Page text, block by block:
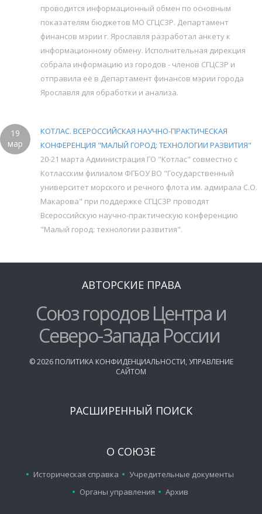
проводится информационный обмен по основным
показателям бюджетов МО СГЦСЗР. Департамент
финансов мэрии г. Ярославля разработал анкету к
информационному обмену. Исполнительная дирекция
собрала информацию из городов - членов СГЦСЗР и
отправила её в Департамент финансов мэрии города
Ярославля для обработки и анализа.
19
мар
КОТЛАС. ВСЕРОССИЙСКАЯ НАУЧНО-ПРАКТИЧЕСКАЯ
КОНФЕРЕНЦИЯ "МАЛЫЙ ГОРОД: ТЕХНОЛОГИИ РАЗВИТИЯ"
20-21 марта Администрация ГО "Котлас" совместно с
Котласским филиалом ФГБОУ ВО "Государственный
университет морского и речного флота им. адмирала С.О.
Макарова" при поддержке СГЦСЗР проводят
Всероссийскую научно-практическую конференцию
"Малый город: технологии развития".
АВТОРСКИЕ ПРАВА
Союз городов Центра и
Северо-Запада России
©2026 ПОЛИТИКА КОНФИДЕНЦИАЛЬНОСТИ, УПРАВЛЕНИЕ
САЙТОМ
РАСШИРЕННЫЙ ПОИСК
О СОЮЗЕ
Историческая справка
Учредительные документы
Органы управления
Архив